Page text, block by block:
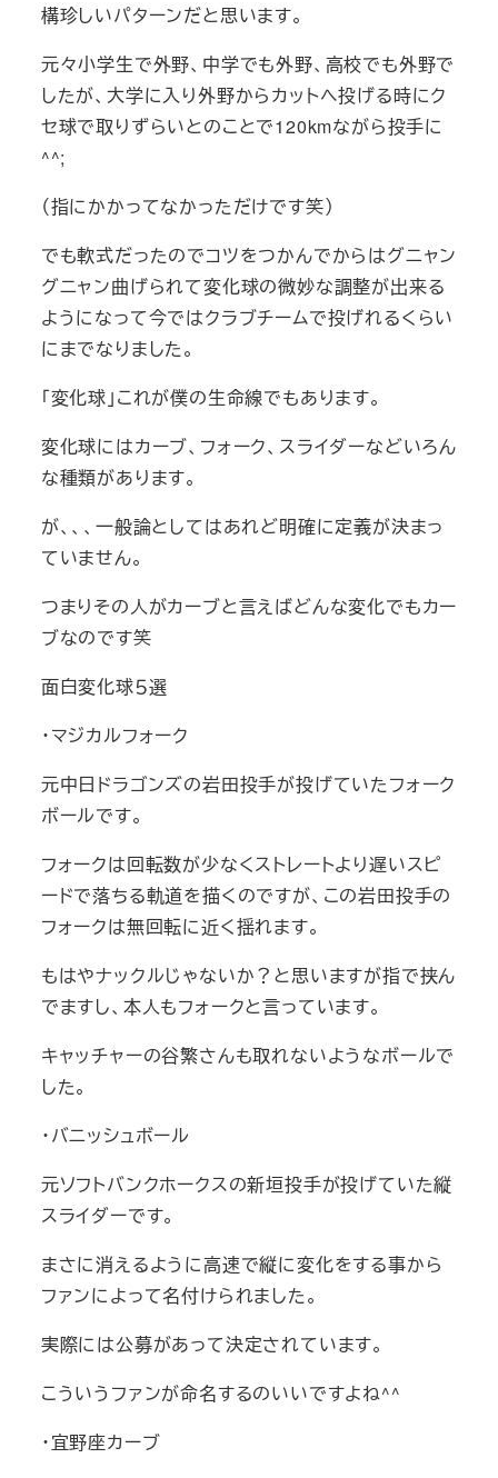
構珍しいパターンだと思います。
元々小学生で外野、中学でも外野、高校でも外野で
したが、大学に入り外野からカットへ投げる時にク
セ球で取りずらいとのことで120kmながら投手に
^^;
（指にかかってなかっただけです笑）
でも軟式だったのでコツをつかんでからはグニャン
グニャン曲げられて変化球の微妙な調整が出来る
ようになって今ではクラブチームで投げれるくらい
にまでなりました。
「変化球」これが僕の生命線でもあります。
変化球にはカーブ、フォーク、スライダーなどいろん
な種類があります。
が、、、一般論としてはあれど明確に定義が決まっ
ていません。
つまりその人がカーブと言えばどんな変化でもカー
ブなのです笑
面白変化球５選
・マジカルフォーク
元中日ドラゴンズの岩田投手が投げていたフォーク
ボールです。
フォークは回転数が少なくストレートより遅いスピ
ードで落ちる軌道を描くのですが、この岩田投手の
フォークは無回転に近く揺れます。
もはやナックルじゃないか？と思いますが指で挟ん
でますし、本人もフォークと言っています。
キャッチャーの谷繁さんも取れないようなボールで
した。
・バニッシュボール
元ソフトバンクホークスの新垣投手が投げていた縦
スライダーです。
まさに消えるように高速で縦に変化をする事から
ファンによって名付けられました。
実際には公募があって決定されています。
こういうファンが命名するのいいですよね^^
・宜野座カーブ